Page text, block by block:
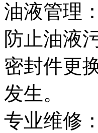
油液管理‌
防止油液
密封件更
发生。
专业维修‌